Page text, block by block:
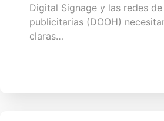
Digital Signage y las redes
publicitarias (DOOH)
claras…